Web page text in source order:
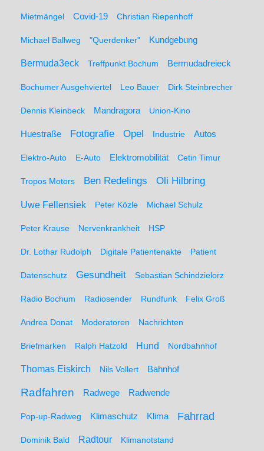
Mietmängel Covid-19 Christian Riepenhoff
Michael Ballweg "Querdenker" Kundgebung
Bermuda3eck Treffpunkt Bochum Bermudadreieck
Bochumer Ausgehviertel Leo Bauer Dirk Steinbrecher
Dennis Kleinbeck Mandragora Union-Kino
Huestraße Fotografie Opel Industrie Autos
Elektro-Auto E-Auto Elektromobilität Cetin Timur
Tropos Motors Ben Redelings Oli Hilbring
Uwe Fellensiek Peter Közle Michael Schulz
Peter Krause Nervenkrankheit HSP
Dr. Lothar Rudolph Digitale Patientenakte Patient
Datenschutz Gesundheit Sebastian Schindzielorz
Radio Bochum Radiosender Rundfunk Felix Groß
Andrea Donat Moderatoren Nachrichten
Briefmarken Ralph Hatzold Hund Nordbahnhof
Thomas Eiskirch Nils Vollert Bahnhof
Radfahren Radwege Radwende
Pop-up-Radweg Klimaschutz Klima Fahrrad
Dominik Bald Radtour Klimanotstand